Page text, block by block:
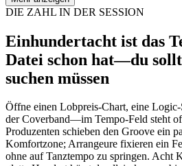
DIE ZAHL IN DER SESSION
Einhundertacht ist das
Datei schon hat—du
suchen müssen
Öffne einen Lobpreis-Chart, eine
der Coverband—im Tempo-Feld steht
Produzenten schieben den Groove ein
Komfortzone; Arrangeure fixieren ein
ohne auf Tanztempo zu springen. Acht